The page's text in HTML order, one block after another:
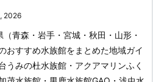
2026
（青森・岩手・宮城・秋田・山形・
おすすめ水族館をまとめた地域ガイ
うみの杜水族館・アクアマリンふく